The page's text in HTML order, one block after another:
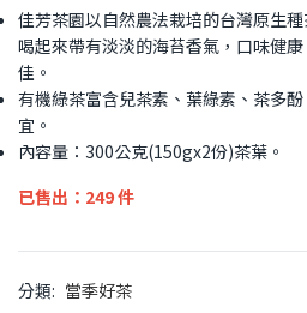
佳芳茶園以自然農法栽培的台灣原生
喝起來帶有淡淡的海苔香氣，口味健
佳。
有機綠茶富含兒茶素、葉綠素、茶多
宜。
內容量：300公克(150gx2份)茶葉。
已售出：249 件
分類: 當季好茶